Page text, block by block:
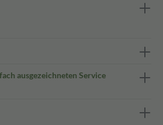
ausgezeichneten Service